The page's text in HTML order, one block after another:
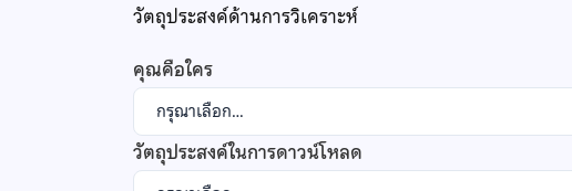
วัตถุประสงค์ด้านการวิเคราะห์
คุณคือใคร
วัตถุประสงค์ในการดาวน์โหลด